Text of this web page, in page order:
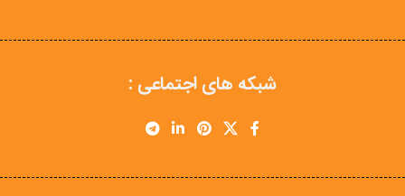
شبکه های اجتماعی :